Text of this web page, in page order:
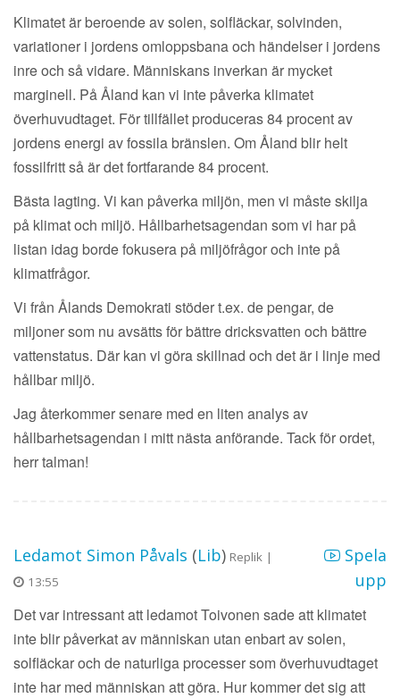
Klimatet är beroende av solen, solfläckar, solvinden,
variationer i jordens omloppsbana och händelser i jordens
inre och så vidare. Människans inverkan är mycket
marginell. På Åland kan vi inte påverka klimatet
överhuvudtaget. För tillfället produceras 84 procent av
jordens energi av fossila bränslen. Om Åland blir helt
fossilfritt så är det fortfarande 84 procent.
Bästa lagting. Vi kan påverka miljön, men vi måste skilja
på klimat och miljö. Hållbarhetsagendan som vi har på
listan idag borde fokusera på miljöfrågor och inte på
klimatfrågor.
Vi från Ålands Demokrati stöder t.ex. de pengar, de
miljoner som nu avsätts för bättre dricksvatten och bättre
vattenstatus. Där kan vi göra skillnad och det är i linje med
hållbar miljö.
Jag återkommer senare med en liten analys av
hållbarhetsagendan i mitt nästa anförande. Tack för ordet,
herr talman!
Ledamot Simon Påvals (Lib) Replik |
13:55
Spela
upp
Det var intressant att ledamot Toivonen sade att klimatet
inte blir påverkat av människan utan enbart av solen,
solfläckar och de naturliga processer som överhuvudtaget
inte har med människan att göra. Hur kommer det sig att